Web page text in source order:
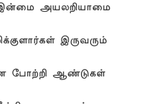
இன்மை அயலறியாமை
இருவரும்
போற்றி ஆண்டுகள்